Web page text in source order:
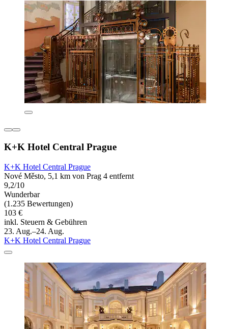
K+K Hotel Central Prague
K+K Hotel Central Prague
Nové Město, 5,1 km von Prag 4 entfernt
9,2/10
Wunderbar
(1.235 Bewertungen)
103 €
inkl. Steuern & Gebühren
23. Aug.–24. Aug.
K+K Hotel Central Prague